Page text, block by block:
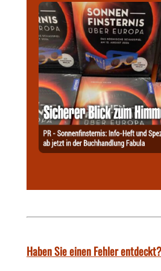
Haben Sie einen Fehler